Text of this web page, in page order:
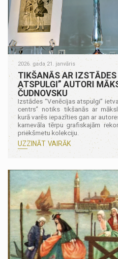
2026. gada 21. janvāris
TIKŠANĀS AR
ATSPULGI” AUTORI
ČUDNOVSKU
Izstādes “Venēcijas atspulgi”
centrs” notiks tikšanās ar
kurā varēs iepazīties gan ar
karnevāla tērpu grafiskajām
priekšmetu kolekciju.
UZZINĀT VAIRĀK